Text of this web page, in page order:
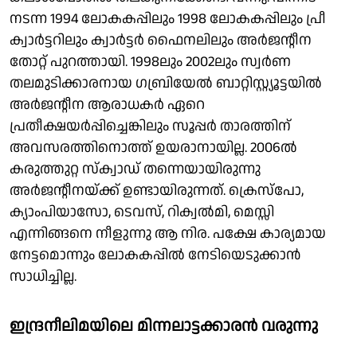
നടന്ന 1994 ലോകകപ്പിലും 1998 ലോകകപ്പിലും പ്രീ
ക്വാർട്ടറിലും ക്വാർട്ടർ ഫൈനലിലും അർജൻ്റീന
തോറ്റ് പുറത്തായി. 1998ലും 2002ലും സ്വർണ
തലമുടിക്കാരനായ ഗബ്രിയേൽ ബാറ്റിസ്റ്റ്യൂട്ടയിൽ
അർജൻ്റീന ആരാധകർ ഏറെ
പ്രതീക്ഷയർപ്പിച്ചെങ്കിലും സൂപ്പർ താരത്തിന്
അവസരത്തിനൊത്ത് ഉയരാനായില്ല. 2006ൽ
കരുത്തുറ്റ സ്ക്വാഡ് തന്നെയായിരുന്നു
അർജൻ്റീനയ്ക്ക് ഉണ്ടായിരുന്നത്. ക്രെസ്പോ,
ക്യാംപിയാസോ, ടെവസ്, റിക്വൽമി, മെസ്സി
എന്നിങ്ങനെ നീളുന്നു ആ നിര. പക്ഷേ കാര്യമായ
നേട്ടമൊന്നും ലോകകപ്പിൽ നേടിയെടുക്കാൻ
സാധിച്ചില്ല.
ഇന്ദ്രനീലിമയിലെ മിന്നലാട്ടക്കാരൻ വരുന്നു